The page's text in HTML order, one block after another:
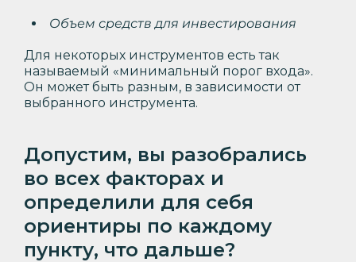
Объем средств для инвестирования
Для некоторых инструментов есть так
называемый «минимальный порог входа».
Он может быть разным, в зависимости от
выбранного инструмента.
Допустим, вы разобрались
во всех факторах и
определили для себя
ориентиры по каждому
пункту, что дальше?